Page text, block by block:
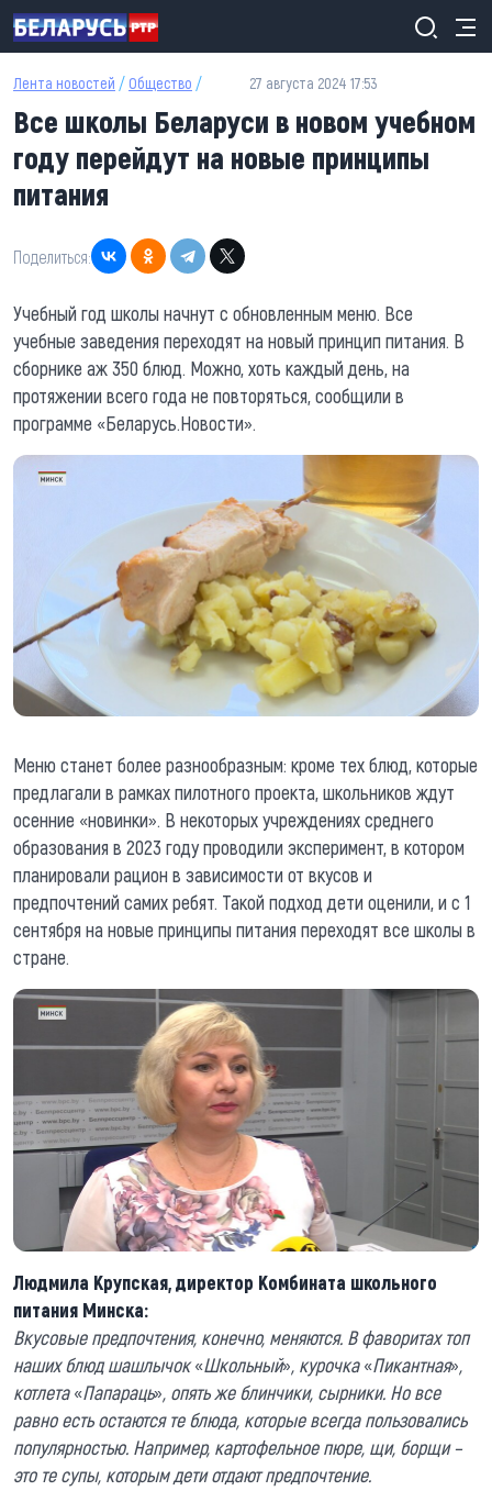
Перейти к основному содержанию
Лента новостей / Общество / 27 августа 2024 17:53
Все школы Беларуси в новом учебном
году перейдут на новые принципы
питания
Поделиться:
Учебный год школы начнут с обновленным меню. Все
учебные заведения переходят на новый принцип питания. В
сборнике аж 350 блюд. Можно, хоть каждый день, на
протяжении всего года не повторяться, сообщили в
программе «Беларусь.Новости».
Меню станет более разнообразным: кроме тех блюд, которые
предлагали в рамках пилотного проекта, школьников ждут
осенние «новинки». В некоторых учреждениях среднего
образования в 2023 году проводили эксперимент, в котором
планировали рацион в зависимости от вкусов и
предпочтений самих ребят. Такой подход дети оценили, и с 1
сентября на новые принципы питания переходят все школы в
стране.
Людмила Крупская, директор Комбината школьного
питания Минска:
Вкусовые предпочтения, конечно, меняются. В фаворитах топ
наших блюд шашлычок«Школьный», курочка«Пикантная»,
котлета«Папараць», опять же блинчики, сырники. Но все
равно есть остаются те блюда, которые всегда пользовались
популярностью. Например, картофельное пюре, щи, борщи –
это те супы, которым дети отдают предпочтение.